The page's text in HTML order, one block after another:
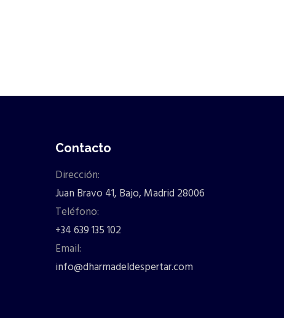
Contacto
Dirección:
Juan Bravo 41, Bajo, Madrid 28006
Teléfono:
+34 639 135 102
Email:
info@dharmadeldespertar.com